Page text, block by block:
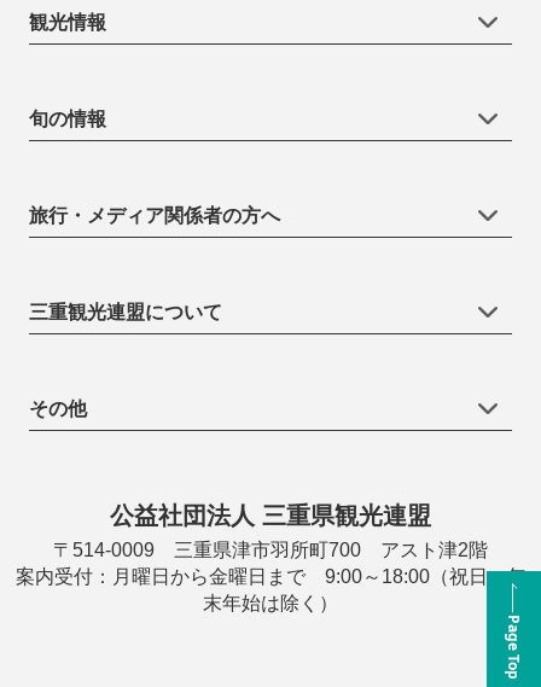
Page Top
観光情報
旬の情報
旅行・メディア関係者の方へ
三重観光連盟について
その他
公益社団法人 三重県観光連盟
〒514-0009 三重県津市羽所町700 アスト津2階
案内受付：月曜日から金曜日まで 9:00～18:00（祝日・年
末年始は除く）